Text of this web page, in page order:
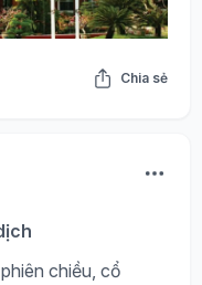
Chia sẻ
chiều, cổ